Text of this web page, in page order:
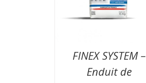
FINEX SYSTEM –
Enduit de